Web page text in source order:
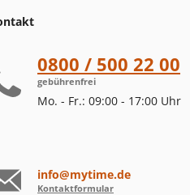
0800 / 500 22 00
gebührenfrei
Mo. - Fr.: 09:00 - 17:00 Uhr
info@mytime.de
Kontaktformular